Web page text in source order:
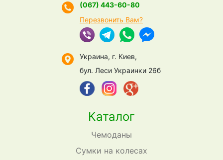
Каталог
Чемоданы
Сумки на колесах
(067) 443-60-80
Перезвонить Вам?
Украина, г. Киев,
бул. Леси Украинки 26б